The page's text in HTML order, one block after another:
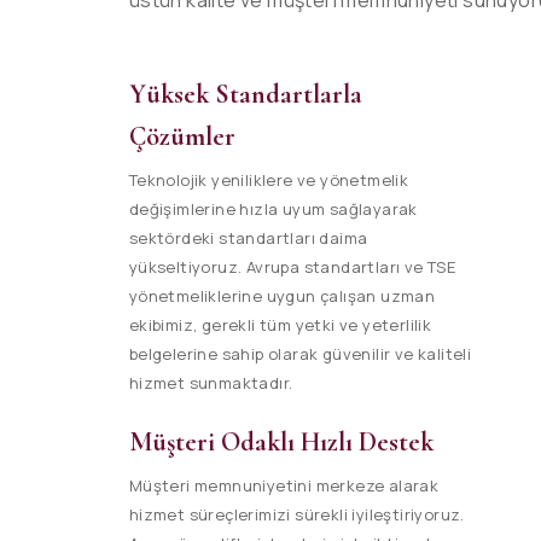
Yüksek Standartlarla
Çözümler
Teknolojik yeniliklere ve yönetmelik
değişimlerine hızla uyum sağlayarak
sektördeki standartları daima
yükseltiyoruz. Avrupa standartları ve TSE
yönetmeliklerine uygun çalışan uzman
ekibimiz, gerekli tüm yetki ve yeterlilik
belgelerine sahip olarak güvenilir ve kaliteli
hizmet sunmaktadır.
Müşteri Odaklı Hızlı Destek
Müşteri memnuniyetini merkeze alarak
hizmet süreçlerimizi sürekli iyileştiriyoruz.